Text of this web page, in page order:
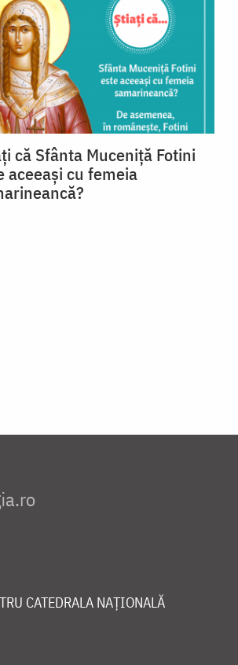
că Sfânta Muceniță Fotini
aceeași cu femeia
CATEDRALA NAȚIONALĂ